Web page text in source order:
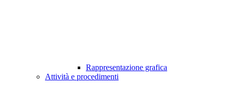
Rappresentazione grafica
Attività e procedimenti